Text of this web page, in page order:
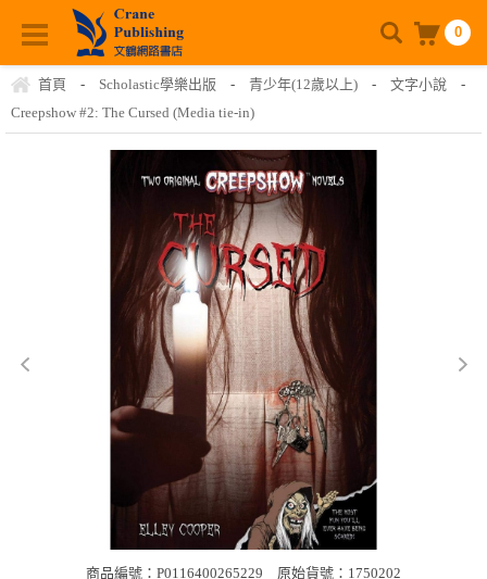
0
首頁 - Scholastic學樂出版 - 青少年(12歲以上) - 文字小說
-
Creepshow #2: The Cursed (Media tie-in)
商品編號：P0116400265229 原始貨號：1750202